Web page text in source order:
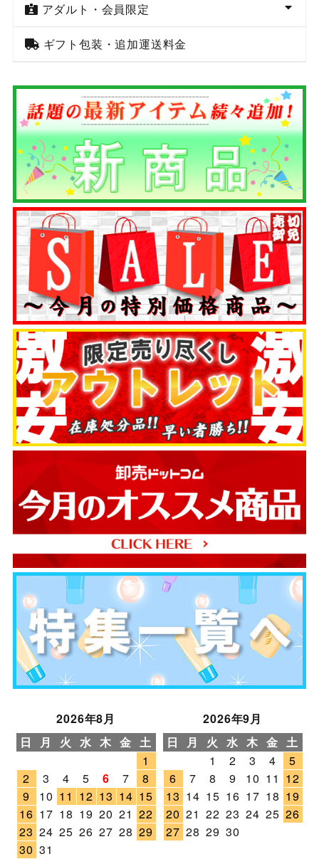
アダルト・会員限定
ギフト包装・追加運送料金
2026年8月
日
月 火 水 木 金 土
1
2
3 4 5 6 7
8
9
10 11 12 13 14 15
16 17 18 19 20 21 22
23 24 25 26 27 28 29
30 31
2026年9月
日
月 火 水 木 金 土
1
2 3 4
5
6
7 8 9 10 11 12
13 14 15 16 17 18 19
20 21 22 23 24 25 26
27 28 29 30